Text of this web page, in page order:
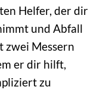
Helfer, der dir
und Abfall
zwei Messern
er dir hilft,
zu